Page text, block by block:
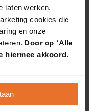
laten werken.
cookies die
en onze
Door op ‘Alle
hiermee akkoord.